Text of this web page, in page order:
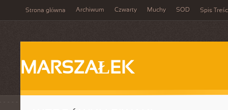
Strona główna Archiwum Czwarty Muchy SOD Spis
MARSZAŁEK